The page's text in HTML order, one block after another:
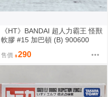
《HT》BANDAI 超人力霸王 怪獸
軟膠 #15 加巴頓 (B) 900600
售價 290